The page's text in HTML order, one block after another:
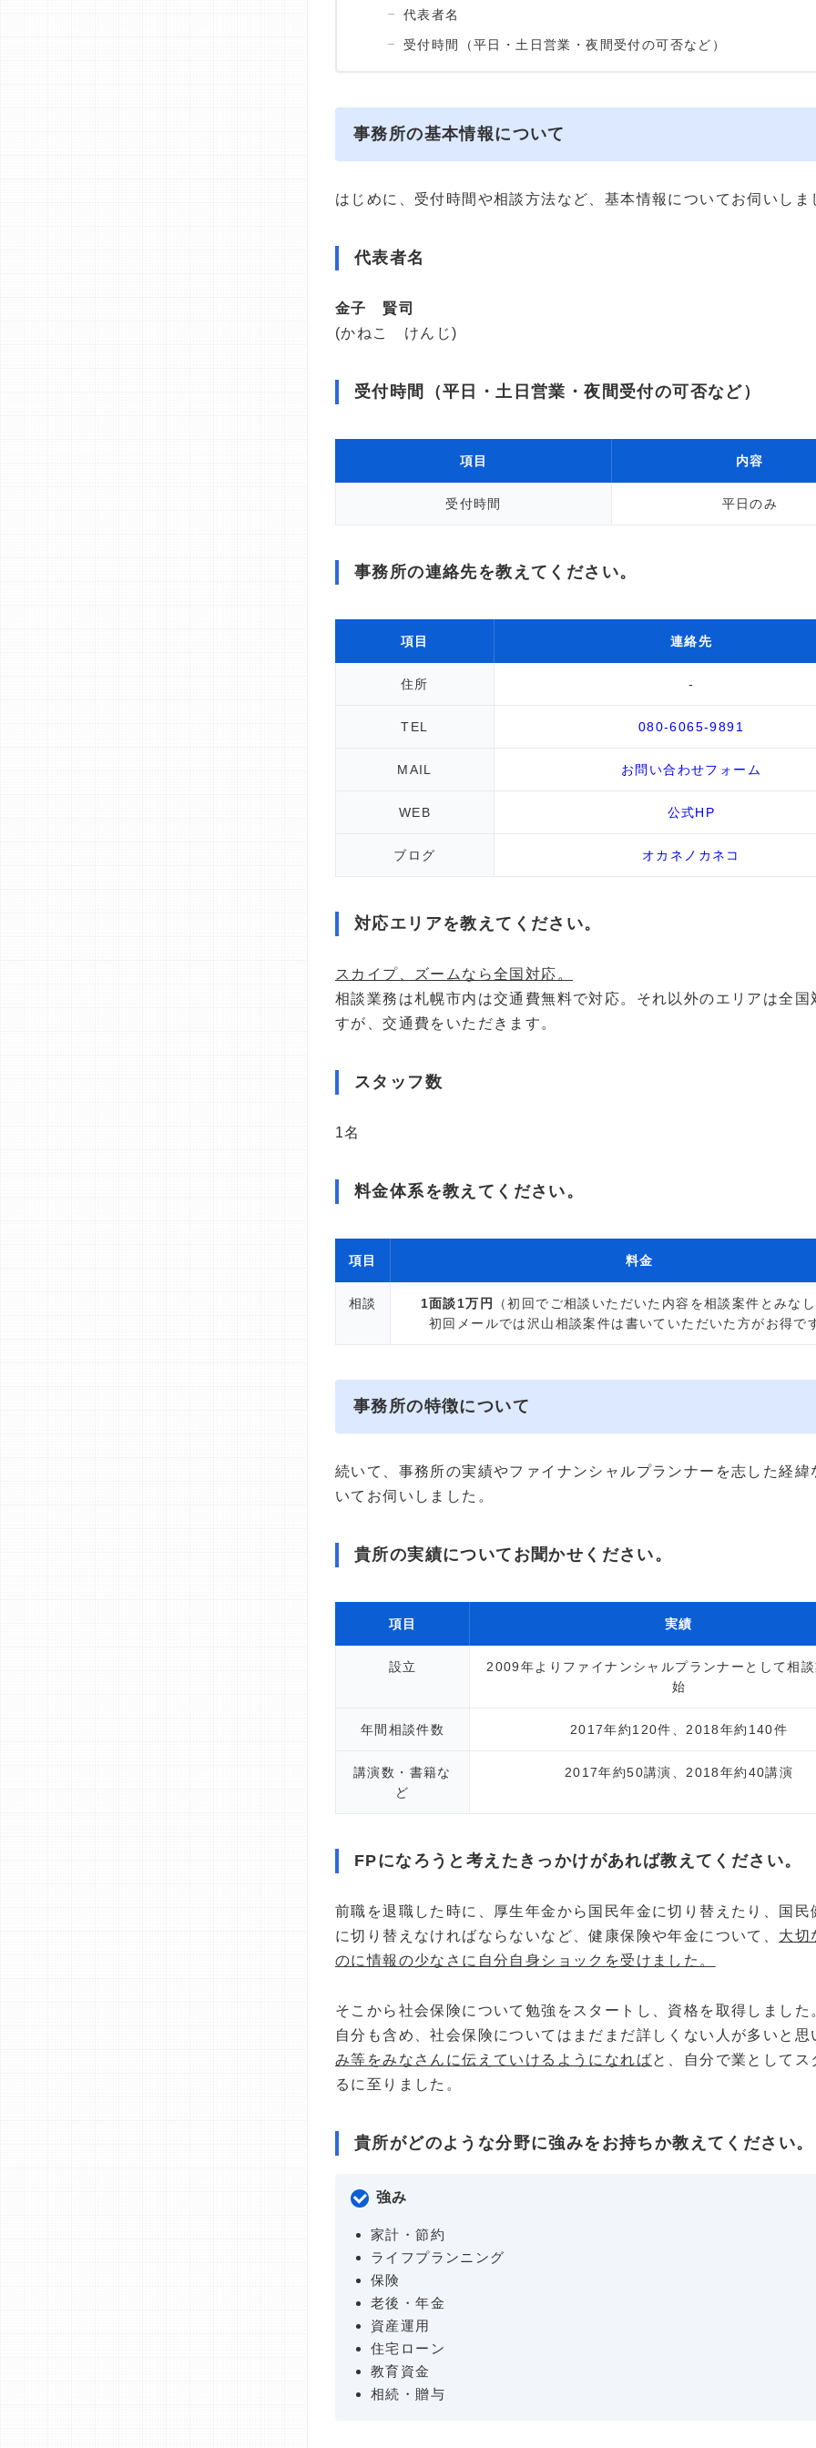
代表者名
受付時間（平日・土日営業・夜間受付の可否など）
事務所の基本情報について
はじめに、受付時間や相談方法など、基本情報についてお伺いしま
代表者名
金子 賢司
(かねこ けんじ)
受付時間（平日・土日営業・夜間受付の可否など）
項目 内容
受付時間 平日のみ
事務所の連絡先を教えてください。
項目 連絡先
住所 -
TEL 080-6065-9891
MAIL お問い合わせフォーム
WEB 公式HP
ブログ オカネノカネコ
対応エリアを教えてください。
スカイプ、ズームなら全国対応。
相談業務は札幌市内は交通費無料で対応。それ以外のエリアは全国
すが、交通費をいただきます。
スタッフ数
1名
料金体系を教えてください。
項目 料金
相談 1面談1万円
（初回でご相談いただいた内容を相談案件とみな
初回メールでは沢山相談案件は書いていただいた方がお得で
事務所の特徴について
続いて、事務所の実績やファイナンシャルプランナーを志した経緯
いてお伺いしました。
貴所の実績についてお聞かせください。
項目 実績
設立
2009年よりファイナンシャルプランナーとして相
始
年間相談件数 2017年約120件、2018年約140件
講演数・書籍な
ど
2017年約50講演、2018年約40講演
FPになろうと考えたきっかけがあれば教えてください。
前職を退職した時に、厚生年金から国民年金に切り替えたり、国民
に切り替えなければならないなど、健康保険や年金について、 大切
のに情報の少なさに自分自身ショックを受けました。
そこから社会保険について勉強をスタートし、資格を取得しました
自分も含め、社会保険についてはまだまだ詳しくない人が多いと思
み等をみなさんに伝えていけるようになればと、自分で業としてス
るに至りました。
貴所がどのような分野に強みをお持ちか教えてください。
強み
家計・節約
ライフプランニング
保険
老後・年金
資産運用
住宅ローン
教育資金
相続・贈与